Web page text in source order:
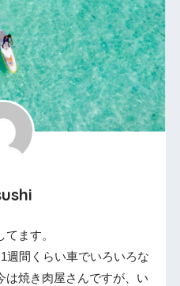
ます。
週間くらい車でいろいろな
は焼き肉屋さんですが、い